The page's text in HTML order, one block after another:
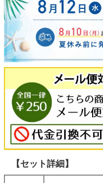
【セット詳細】